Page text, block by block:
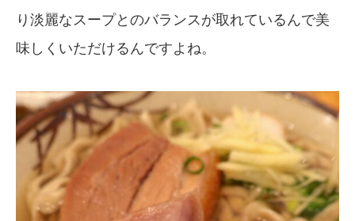
り淡麗なスープとのバランスが取れているんで美
味しくいただけるんですよね。